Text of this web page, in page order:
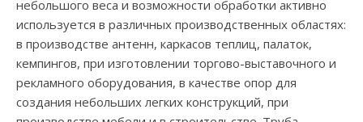
небольшого веса и возможности обработки активно
используется в различных производственных областях:
в производстве антенн, каркасов теплиц, палаток,
кемпингов, при изготовлении торгово-выставочного и
рекламного оборудования, в качестве опор для
создания небольших легких конструкций, при